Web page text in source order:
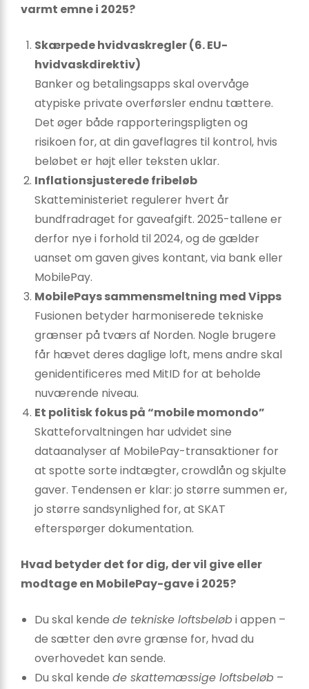
varmt emne i 2025?
Skærpede hvidvaskregler (6. EU-
hvidvaskdirektiv)
Banker og betalingsapps skal overvåge
atypiske private overførsler endnu tættere.
Det øger både rapporteringspligten og
risikoen for, at din gaveflagres til kontrol, hvis
beløbet er højt eller teksten uklar.
Inflationsjusterede fribeløb
Skatteministeriet regulerer hvert år
bundfradraget for gaveafgift. 2025-tallene er
derfor nye i forhold til 2024, og de gælder
uanset om gaven gives kontant, via bank eller
MobilePay.
MobilePays sammensmeltning med Vipps
Fusionen betyder harmoniserede tekniske
grænser på tværs af Norden. Nogle brugere
får hævet deres daglige loft, mens andre skal
genidentificeres med MitID for at beholde
nuværende niveau.
Et politisk fokus på “mobile momondo”
Skatteforvaltningen har udvidet sine
dataanalyser af MobilePay-transaktioner for
at spotte sorte indtægter, crowdlån og skjulte
gaver. Tendensen er klar: jo større summen er,
jo større sandsynlighed for, at SKAT
efterspørger dokumentation.
Hvad betyder det for dig, der vil give eller
modtage en MobilePay-gave i 2025?
Du skal kende de tekniske loftsbeløbi appen –
de sætter den øvre grænse for, hvad du
overhovedet kan sende.
Du skal kende de skattemæssige loftsbeløb –